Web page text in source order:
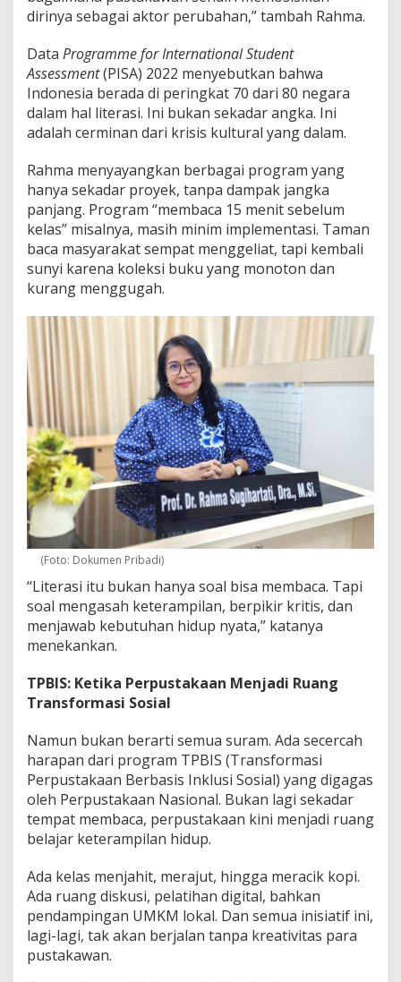
dirinya sebagai aktor perubahan,” tambah Rahma.
Data Programme for International Student
Assessment(PISA) 2022 menyebutkan bahwa
Indonesia berada di peringkat 70 dari 80 negara
dalam hal literasi. Ini bukan sekadar angka. Ini
adalah cerminan dari krisis kultural yang dalam.
Rahma menyayangkan berbagai program yang
hanya sekadar proyek, tanpa dampak jangka
panjang. Program “membaca 15 menit sebelum
kelas” misalnya, masih minim implementasi. Taman
baca masyarakat sempat menggeliat, tapi kembali
sunyi karena koleksi buku yang monoton dan
kurang menggugah.
(Foto: Dokumen Pribadi)
“Literasi itu bukan hanya soal bisa membaca. Tapi
soal mengasah keterampilan, berpikir kritis, dan
menjawab kebutuhan hidup nyata,” katanya
menekankan.
TPBIS: Ketika Perpustakaan Menjadi Ruang
Transformasi Sosial
Namun bukan berarti semua suram. Ada secercah
harapan dari program TPBIS (Transformasi
Perpustakaan Berbasis Inklusi Sosial) yang digagas
oleh Perpustakaan Nasional. Bukan lagi sekadar
tempat membaca, perpustakaan kini menjadi ruang
belajar keterampilan hidup.
Ada kelas menjahit, merajut, hingga meracik kopi.
Ada ruang diskusi, pelatihan digital, bahkan
pendampingan UMKM lokal. Dan semua inisiatif ini,
lagi-lagi, tak akan berjalan tanpa kreativitas para
pustakawan.